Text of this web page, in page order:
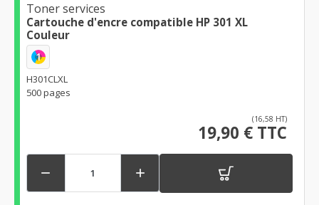
Toner services
Cartouche d'encre compatible HP 301 XL
Couleur
1
H301CLXL
500 pages
(16,58 HT)
19,90 € TTC
 